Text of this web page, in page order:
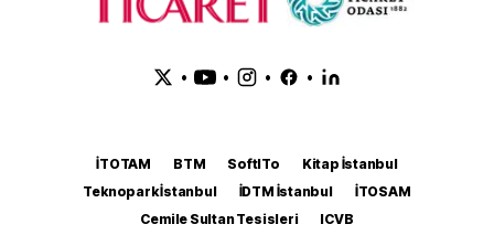
• • • •
İTOTAM BTM SoftITo
Kitap İstanbul
Teknopark İstanbul
İDTM İstanbul
İTOSAM
Cemile Sultan Tesisleri
ICVB